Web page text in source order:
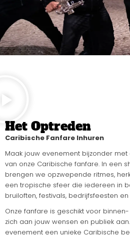
Het Optreden
Caribische Fanfare Inhuren
Maak jouw evenement bijzonder
van onze Caribische fanfare. In een
brengen we opzwepende ritmes,
een tropische sfeer die iedereen in
bruiloften, festivals, bedrijfsfeesten
Onze fanfare is geschikt voor
zich aan jouw wensen en publiek
evenement een unieke Caribische